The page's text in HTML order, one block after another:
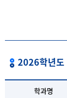
2026학년도
학과명